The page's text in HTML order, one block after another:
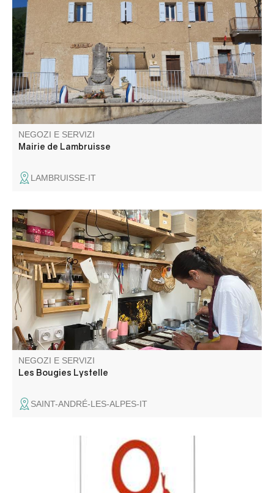
NEGOZI E SERVIZI
Mairie de Lambruisse
LAMBRUISSE-IT
Candele in cera d'api pura e locale, candele in cera di
soia. Fondenti profumati con fragranze di Grasse.
Naturale, colorata, profumata, la nostra gamma di
candele è molto varia. Ordini personalizzati, regali,
compleanni, matrimoni...
NEGOZI E SERVIZI
Les Bougies Lystelle
SAINT-ANDRÉ-LES-ALPES-IT
Lo studio infermieristico Gourlan/Miljevic vi accoglie tutto
l'anno presso lo studio medico, in route de Nice. Lo studio
è aperto dalle 9 alle 9.30, tranne la domenica e i giorni